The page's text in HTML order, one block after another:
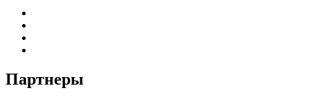
Партнеры